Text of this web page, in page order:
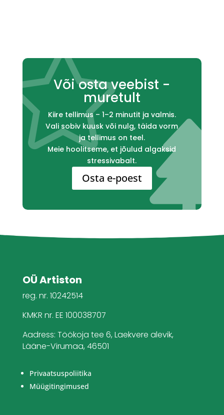
Või osta veebist -
muretult
Kiire tellimus – 1–2 minutit ja valmis.
Vali sobiv kuusk või nulg, täida vorm
ja tellimus on teel.
Meie hoolitseme, et jõulud algaksid
stressivabalt.
Osta e-poest

OÜ Artiston
reg. nr. 10242514
KMKR nr. EE 100038707
Aadress: Töökoja tee 6, Laekvere alevik,
Lääne-Virumaa, 46501
Privaatsuspoliitika
Müügitingimused